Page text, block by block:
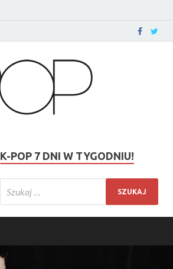
K-POP 7 DNI W TYGODNIU!